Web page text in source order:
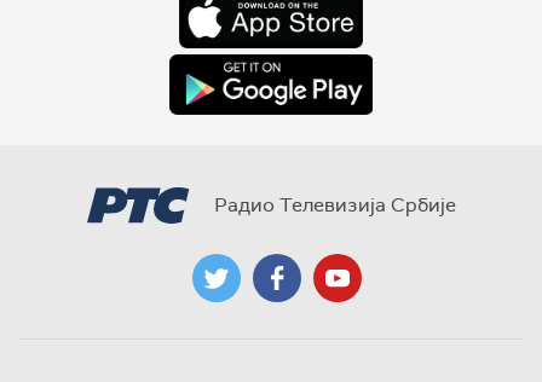
Радио Телевизија Србије